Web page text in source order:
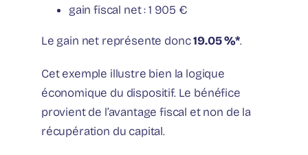
gain fiscal net : 1 905 €
Le gain net représente donc19.05 %*.
Cet exemple illustre bien la logique
économique du dispositif. Le bénéfice
provient de l’avantage fiscal et non de la
récupération du capital.